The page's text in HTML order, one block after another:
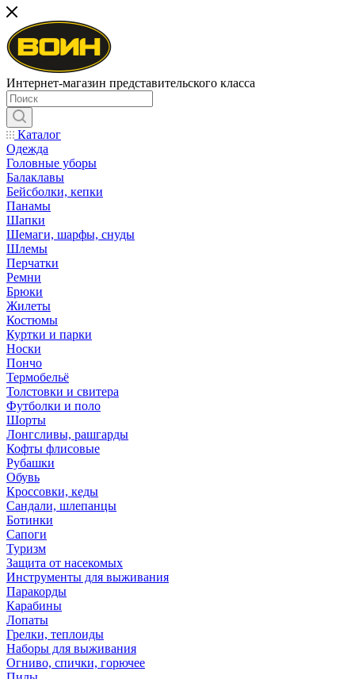
Интернет-магазин представительского класса
Каталог
Одежда
Головные уборы
Балаклавы
Бейсболки, кепки
Панамы
Шапки
Шемаги, шарфы, снуды
Шлемы
Перчатки
Ремни
Брюки
Жилеты
Костюмы
Куртки и парки
Носки
Пончо
Термобельё
Толстовки и свитера
Футболки и поло
Шорты
Лонгсливы, рашгарды
Кофты флисовые
Рубашки
Обувь
Кроссовки, кеды
Сандали, шлепанцы
Ботинки
Сапоги
Туризм
Защита от насекомых
Инструменты для выживания
Паракорды
Карабины
Лопаты
Грелки, теплоиды
Наборы для выживания
Огниво, спички, горючее